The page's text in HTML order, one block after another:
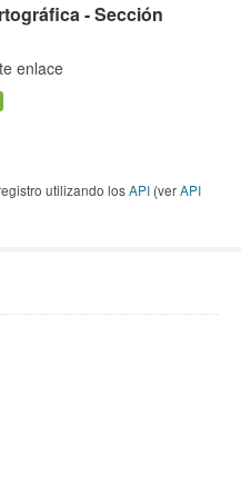
- Sección
enlace
utilizando losAPI (verAPI